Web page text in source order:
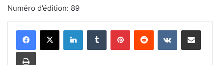
Numéro d’édition: 89